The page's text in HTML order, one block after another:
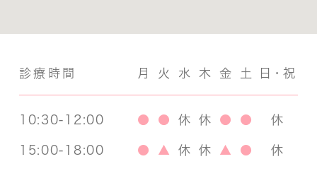
診療時間 月 火 水 木 金 土 日・祝
10:30-12:00 ● ● 休 休 ● ● 休
15:00-18:00 ● ▲ 休 休 ▲ ● 休